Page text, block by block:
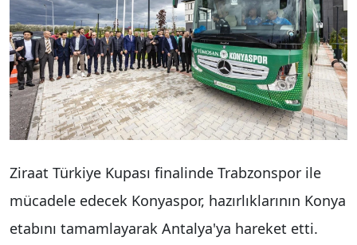
Ziraat Türkiye Kupası finalinde Trabzonspor ile
mücadele edecek Konyaspor, hazırlıklarının Konya
etabını tamamlayarak Antalya'ya hareket etti.